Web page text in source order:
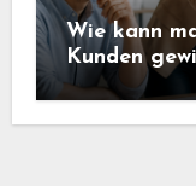
Wie kann
Kunden